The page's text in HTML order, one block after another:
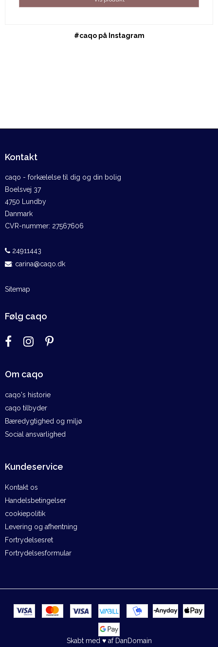
#caqo på Instagram
Kontakt
caqo - forkælelse til dig og din bolig
Boelsvej 37
4750 Lundby
Danmark
CVR-nummer: 27567606
24911443
: carina@caqo.dk
Sitemap
Følg caqo
Om caqo
caqo's historie
caqo tilbyder
Bæredygtighed og miljø
Social ansvarlighed
Kundeservice
Kontakt os
Handelsbetingelser
cookiepolitik
Levering og afhentning
Fortrydelsesret
Fortrydelsesformular
Skabt med ♥ af DanDomain